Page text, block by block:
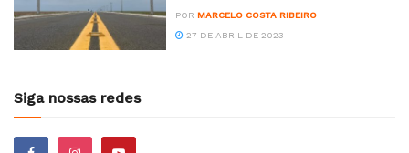
POR MARCELO COSTA RIBEIRO
27 DE ABRIL DE 2023
Siga nossas redes